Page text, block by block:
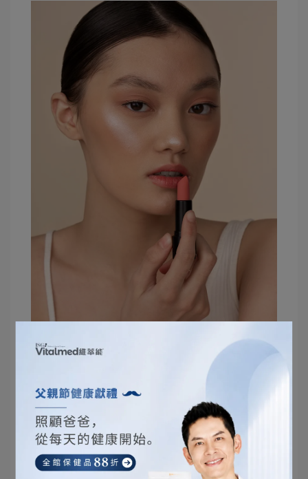
避免卸妝油刺激眼睛的方法
卸妝油是卸除眼部彩妝的好幫手，但是使用時一定
要小心，避免刺激到眼睛或造成不適感。以下是幾
個方法，可以協助你正確使用卸妝油，並避免刺激
眼睛：